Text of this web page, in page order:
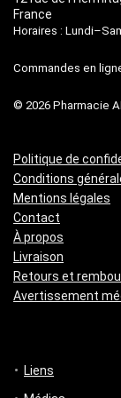
France
Horaires :
Commandes en
© 2026 Pharmacie
Politique de
Conditions
Mentions légales
Contact
À propos
Livraison
Retours et
Avertissement
Liens